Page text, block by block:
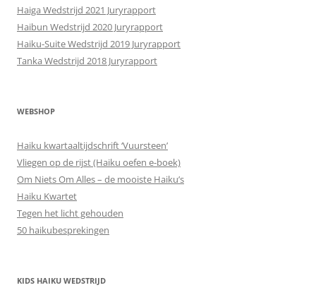
Haiga Wedstrijd 2021 Juryrapport
Haibun Wedstrijd 2020 Juryrapport
Haiku-Suite Wedstrijd 2019 Juryrapport
Tanka Wedstrijd 2018 Juryrapport
WEBSHOP
Haiku kwartaaltijdschrift ‘Vuursteen’
Vliegen op de rijst (Haiku oefen e-boek)
Om Niets Om Alles – de mooiste Haiku’s
Haiku Kwartet
Tegen het licht gehouden
50 haikubesprekingen
KIDS HAIKU WEDSTRIJD